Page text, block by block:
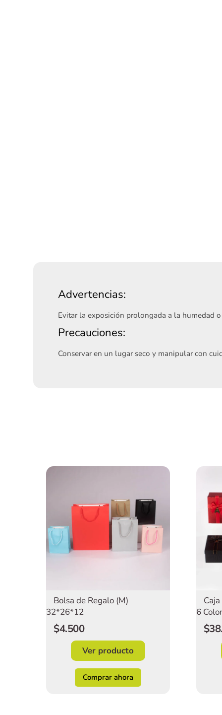
Advertencias:
Evitar la exposición prolongada a la humedad
Precauciones:
Conservar en un lugar seco y manipular con
Bolsa de Regalo (M)
32*26*12
$4.500
Ver producto
Comprar ahora
6